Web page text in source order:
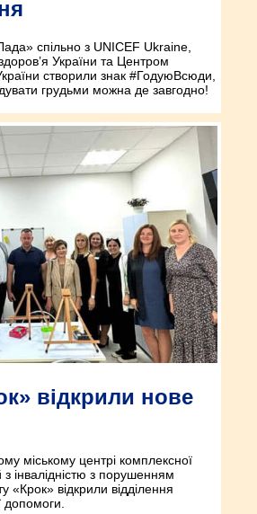
спільно з UNICEF Ukraine,
України та Центром
створили знак #ГодуюВсюди,
грудьми можна де завгодно!
відкрили нове
міському центрі комплексної
з інвалідністю з порушенням
«Крок» відкрили відділення
допомоги.